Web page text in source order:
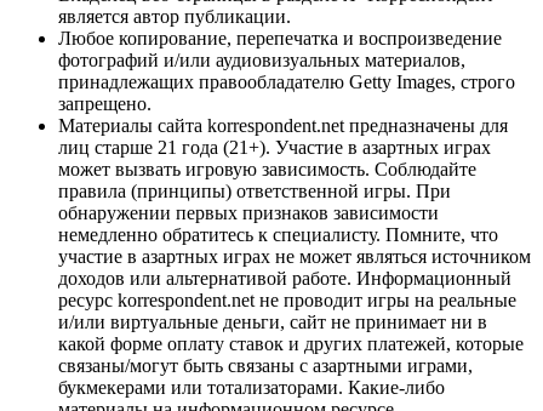
является автор публикации.
Любое копирование, перепечатка и воспроизведение
фотографий и/или аудиовизуальных материалов,
принадлежащих правообладателю Getty Images, строго
запрещено.
Материалы сайта korrespondent.net предназначены для
лиц старше 21 года (21+). Участие в азартных играх
может вызвать игровую зависимость. Соблюдайте
правила (принципы) ответственной игры. При
обнаружении первых признаков зависимости
немедленно обратитесь к специалисту. Помните, что
участие в азартных играх не может являться источником
доходов или альтернативой работе. Информационный
ресурс korrespondent.net не проводит игры на реальные
и/или виртуальные деньги, сайт не принимает ни в
какой форме оплату ставок и других платежей, которые
связаны/могут быть связаны с азартными играми,
букмекерами или тотализаторами. Какие-либо